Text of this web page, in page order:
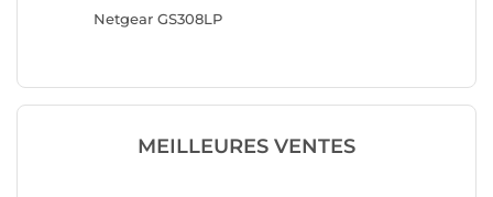
Netgear GS308LP
MEILLEURES VENTES